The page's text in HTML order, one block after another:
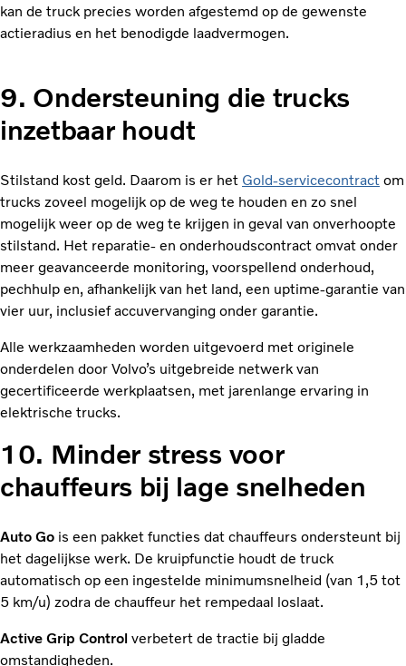
kan de truck precies worden afgestemd op de gewenste
actieradius en het benodigde laadvermogen.
9. Ondersteuning die trucks
inzetbaar houdt
Stilstand kost geld. Daarom is er het Gold-servicecontract om
trucks zoveel mogelijk op de weg te houden en zo snel
mogelijk weer op de weg te krijgen in geval van onverhoopte
stilstand. Het reparatie- en onderhoudscontract omvat onder
meer geavanceerde monitoring, voorspellend onderhoud,
pechhulp en, afhankelijk van het land, een uptime-garantie van
vier uur, inclusief accuvervanging onder garantie.
Alle werkzaamheden worden uitgevoerd met originele
onderdelen door Volvo’s uitgebreide netwerk van
gecertificeerde werkplaatsen, met jarenlange ervaring in
elektrische trucks.
10. Minder stress voor
chauffeurs bij lage snelheden
Auto Go is een pakket functies dat chauffeurs ondersteunt bij
het dagelijkse werk. De kruipfunctie houdt de truck
automatisch op een ingestelde minimumsnelheid (van 1,5 tot
5 km/u) zodra de chauffeur het rempedaal loslaat.
Active Grip Control verbetert de tractie bij gladde
omstandigheden.